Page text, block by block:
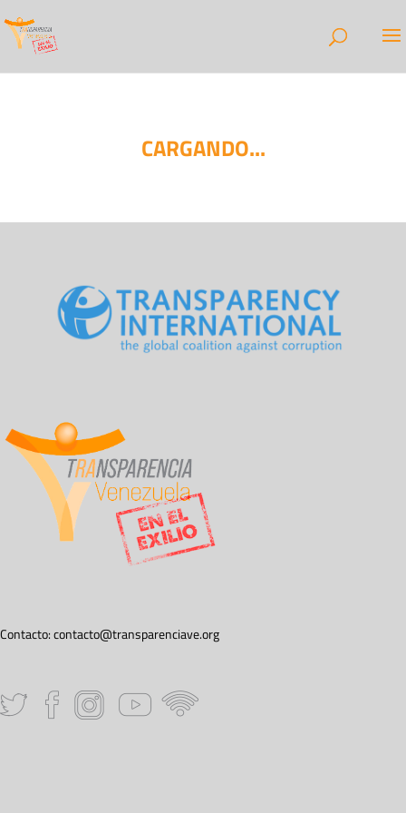
CARGANDO...
Contacto:contacto@transparenciave.org